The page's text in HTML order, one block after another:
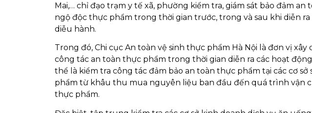
Mai,… chỉ đạo trạm y tế xã, phường kiểm tra, giám sát bảo đảm
ngộ độc thực phẩm trong thời gian trước, trong và sau khi diễn
diễu hành.
Trong đó, Chi cục An toàn vệ sinh thực phẩm Hà Nội là đơn vị
công tác an toàn thực phẩm trong thời gian diễn ra các hoạt
thể là kiểm tra công tác đảm bảo an toàn thực phẩm tại các cơ
phẩm từ khâu thu mua nguyên liệu ban đầu đến quá trình vận
thực phẩm.